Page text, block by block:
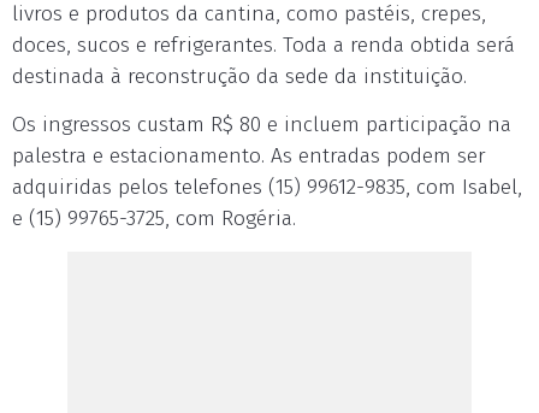
livros e produtos da cantina, como pastéis, crepes,
doces, sucos e refrigerantes. Toda a renda obtida será
destinada à reconstrução da sede da instituição.
Os ingressos custam R$ 80 e incluem participação na
palestra e estacionamento. As entradas podem ser
adquiridas pelos telefones (15) 99612-9835, com Isabel,
e (15) 99765-3725, com Rogéria.